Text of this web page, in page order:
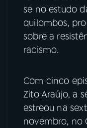
YouTube
se no estudo
quilombos,
sobre a
racismo.
Com cinco
Zito Araújo, a
estreou na
novembro, no